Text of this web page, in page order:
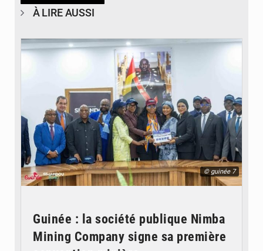
À LIRE AUSSI
© guinée 7
Guinée : la société publique Nimba
Mining Company signe sa première